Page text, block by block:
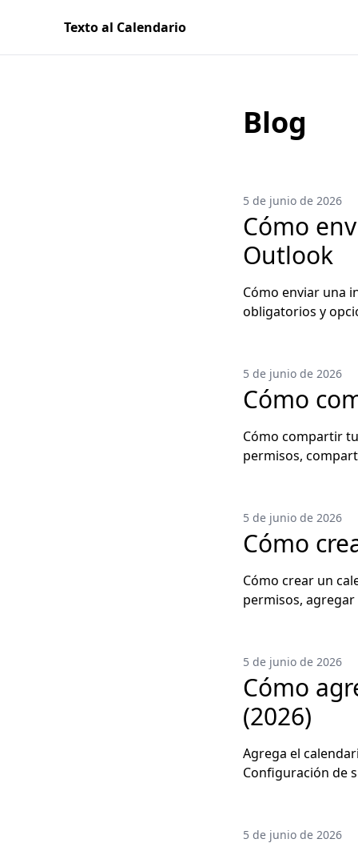
Texto al Calendario
Blog
5 de junio de 2026
Cómo
Outlook
Cómo enviar una
obligatorios y
5 de junio de 2026
Cómo
Cómo compartir
permisos,
5 de junio de 2026
Cómo
Cómo crear un
permisos,
5 de junio de 2026
Cómo
(2026)
Agrega el
Configuración de
5 de junio de 2026